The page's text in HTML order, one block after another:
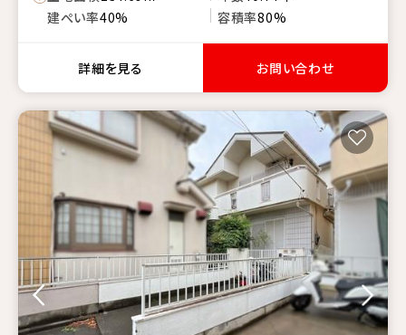
建ぺい率40% 容積率80%
詳細を見る お問い合わせ